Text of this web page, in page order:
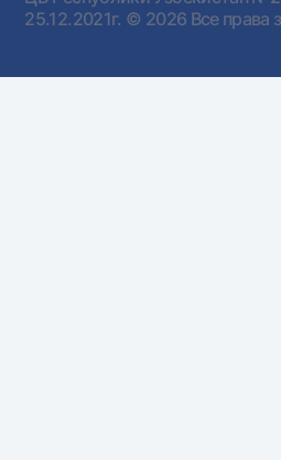
25.12.2021г. © 2026 Все права